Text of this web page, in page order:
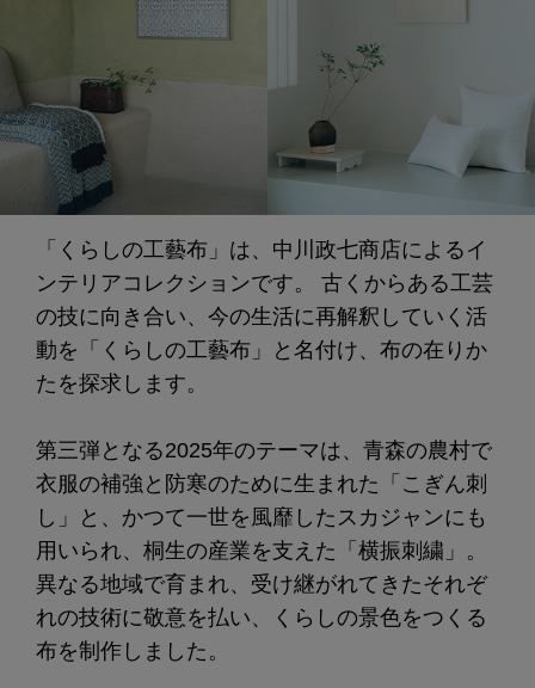
「くらしの工藝布」は、中川政七商店によるイ
ンテリアコレクションです。 古くからある工芸
の技に向き合い、今の生活に再解釈していく活
動を「くらしの工藝布」と名付け、布の在りか
たを探求します。
第三弾となる2025年のテーマは、青森の農村で
衣服の補強と防寒のために生まれた「こぎん刺
し」と、かつて一世を風靡したスカジャンにも
用いられ、桐生の産業を支えた「横振刺繍」。
異なる地域で育まれ、受け継がれてきたそれぞ
れの技術に敬意を払い、くらしの景色をつくる
布を制作しました。